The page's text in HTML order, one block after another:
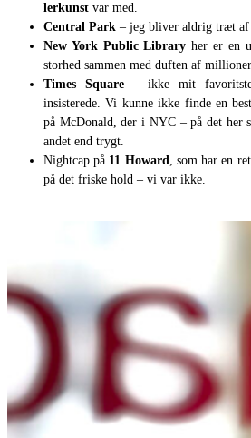
lerkunst var med.
Central Park – jeg bliver aldrig træt af
New York Public Library her er en
storhed sammen med duften af
Times Square– ikke mit
insisterede. Vi kunne ikke finde en
på McDonald, der i NYC – på det her
andet end trygt.
Nightcap på 11 Howard, som har en
på det friske hold – vi var ikke.